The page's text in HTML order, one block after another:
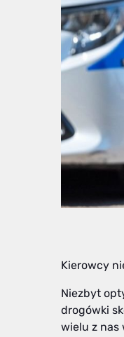
Kierowcy
Niezbyt
drogówki
wielu z nas